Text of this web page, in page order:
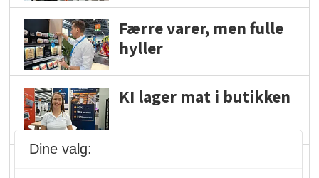
Færre varer, men fulle
hyller
KI lager mat i butikken
Dine valg: